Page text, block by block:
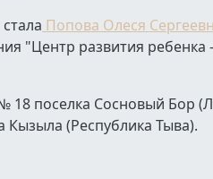
стала Попова Олеся
"Центр развития ребенка
18 поселка Сосновый Бор
Кызыла (Республика Тыва).